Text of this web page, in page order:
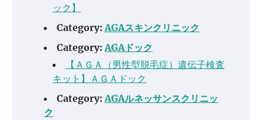
ック】
Category: AGAスキンクリニック
Category: AGAドック
【ＡＧＡ（男性型脱毛症）遺伝子検査
キット】ＡＧＡドック
Category: AGAルネッサンスクリニッ
ク